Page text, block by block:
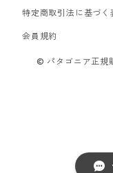
スウェットシャツ・フー
ボードショーツ
特定商取引法に基づく
会員規約
© パタゴニア正規